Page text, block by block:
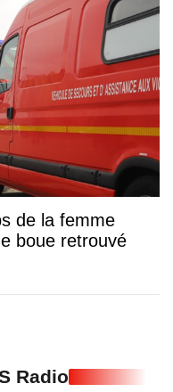
de la femme
boue retrouvé
Radio